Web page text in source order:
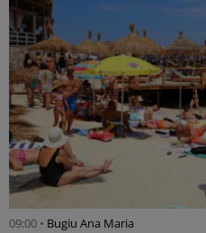
09:00 • Bugiu ⁠Ana Maria